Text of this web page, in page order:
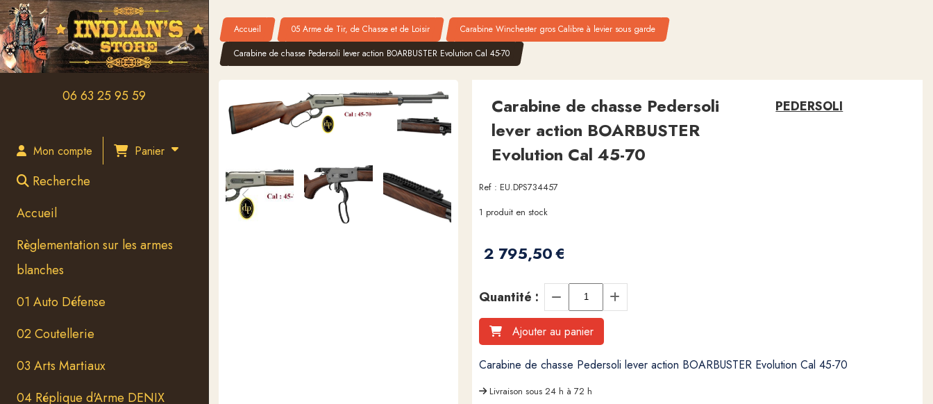
06 63 25 95 59
Mon compte Panier
Recherche
Accueil
Règlementation sur les armes
blanches
01 Auto Défense
02 Coutellerie
03 Arts Martiaux
04 Réplique d'Arme DENIX
Accueil 05 Arme de Tir, de Chasse et de Loisir
Carabine Winchester gros Calibre à levier sous garde
Carabine de chasse Pedersoli lever action BOARBUSTER Evolution Cal 45-70
Carabine de chasse Pedersoli
lever action BOARBUSTER
Evolution Cal 45-70
PEDERSOLI
Ref : EU.DPS734457
2 795,50€
1 produit en stock
Quantité :
Ajouter au panier
Carabine de chasse Pedersoli lever action BOARBUSTER Evolution Cal 45-70
Livraison sous 24 h à 72 h
Panneau de gestion des cookies